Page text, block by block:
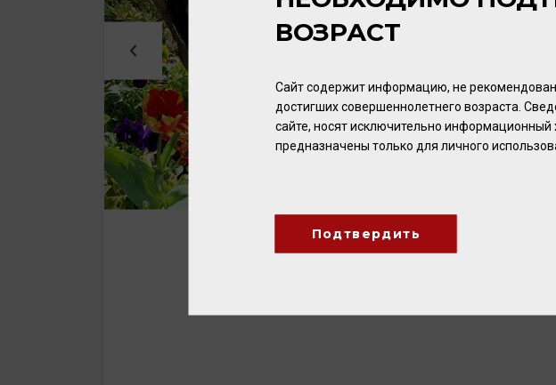
ВОЗРАСТ
Сайт содержит информацию, не
достигших совершеннолетнего возраста.
сайте, носят исключительно информационный
предназначены только для личного
Подтвердить